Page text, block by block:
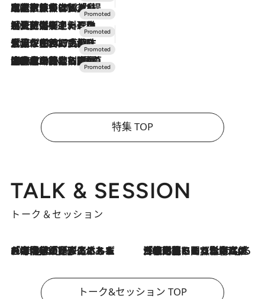
2026.7.31
【ホテル帰省】という選択肢をOMOが提案。家族とほどよい距離を保つには「昼は実家、夜は気兼ねなくホテルで！」
2026.7.24
【夏限定ディナーコース】旬を迎える稚鮎や花ズッキーニなどをイタリア・トスカーナの郷土料理の手法で満喫！
2026.7.17
「土佐和ハーブかき氷」がOMO7高知に登場！生姜、山椒、大葉など目にも舌にも涼を呼ぶ郷土の味
2026.7.10
NEW OPEN！【界 草津】名湯の地に誕生。趣の異なる2種の温泉と上州ならではの会席・蕎麦割烹など美食を味わう究極の癒やし旅
特集 TOP
TALK & SESSION
トーク＆セッション
2026.8.3
「今後値上げがあるとすれば…」「リスクがあるのは今年の冬」エネルギー専門家が語る、ホルムズ海峡封鎖が家庭にもたらす“ある心配” 2026.8.3
「住宅建てられない…」「サーチャージ料の高値が続いている」ホルムズ海峡封鎖による影響はいつまで続く？《エネルギー専門家に聞く“どうなる日本の暮らし”》
トーク&セッション TOP